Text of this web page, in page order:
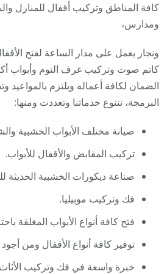
كافة المناطق وتركيب أقفال للمنازل
ومدارس،
ونجار يعمل على مدار الساعة لفتح
كاتم صوت وتركيب غرف النوم وأبواب
الضمان لكافة أعماله ويلتزم بالمواعيد
البرمجة، تتنوع خدماتنا وتعددت ومنها:
صيانة مختلف الأبواب الخشبية
تركيب المقابض والأقفال للأبواب.
صناعة ديكورات الخشبية الحديثة
فك وتركيب موبيليا.
فتح كافة أنواع الأبواب المغلقة
توفير كافة أنواع الأقفال ومن
خبرة واسعة في فك وتركيب